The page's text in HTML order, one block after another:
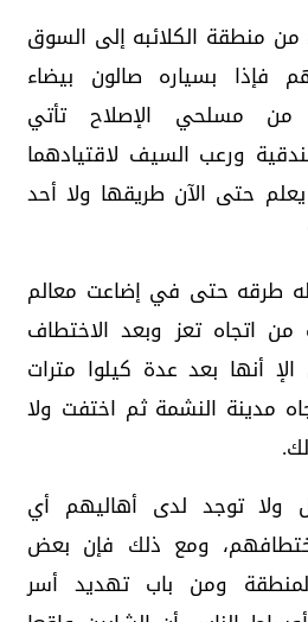
من منطقة الكلائبه إلى السوق
فإذا بسياره صالون بيضاء
من مسلحي الإصلاح تأتي
ورعب السيف لاقتيادهما
حتى الآن طريقها ولا أحد
له طرقه حتى في إضاعت معالم
من اتجاه تعز وبعد الاختطاف
أنها بعد عدة كيلوا مترات
مدينة النشمة ثم اختفت ولا
ولا توجد لدى أهاليهم أي
ومع ذلك فإن بعض
ومن باب تهديد أسر